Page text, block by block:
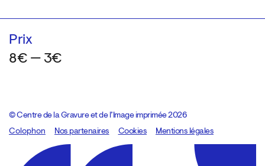
Prix
8€ — 3€
© Centre de la Gravure et de l’Image imprimée 2026
Colophon
Design:Marcel Kaczmarek, code:8080.studio
Nos partenaires Cookies Mentions légales